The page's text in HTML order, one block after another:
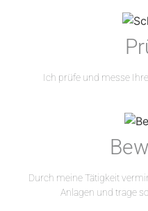
Ich prüfe und messe
Durch meine Tätigkeit
Anlagen und trage